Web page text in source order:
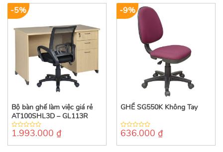
-5%
Bộ bàn ghế làm việc giá rẻ
AT100SHL3D – GL113R
0
of
1.993.000 ₫
-9%
GHẾ SG550K Không Tay
0
of
636.000 ₫